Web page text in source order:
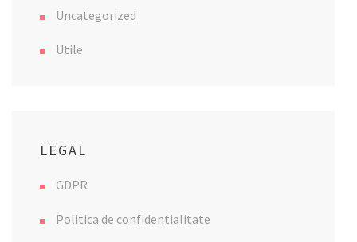
Uncategorized
Utile
LEGAL
GDPR
Politica de confidentialitate